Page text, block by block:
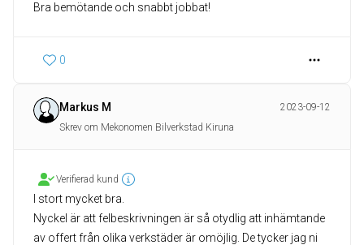
Bra bemötande och snabbt jobbat!
0
Markus M
2023-09-12
Skrev om Mekonomen Bilverkstad Kiruna
Verifierad kund
I stort mycket bra.
Nyckel är att felbeskrivningen är så otydlig att inhämtande
av offert från olika verkstäder är omöjlig. De tycker jag ni